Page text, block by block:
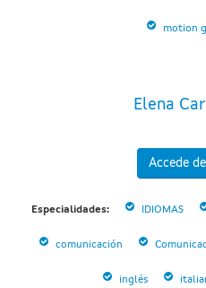
motion
Elena
Accede
Especialidades: IDIOMAS
comunicación
inglés